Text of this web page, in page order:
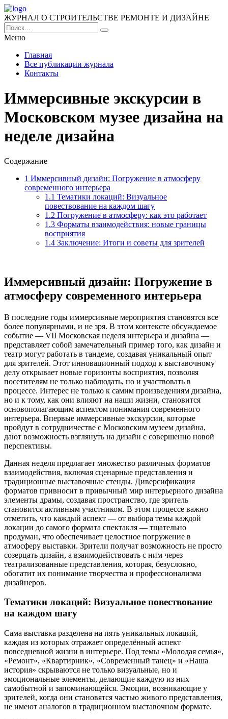
ЖУРНАЛ О СТРОИТЕЛЬСТВЕ РЕМОНТЕ И ДИЗАЙНЕ
Меню
Главная
Все публикации журнала
Контакты
Иммерсивные экскурсии в
Московском музее дизайна на
неделе дизайна
Содержание
1 Иммерсивный дизайн: Погружение в атмосферу
современного интерьера
1.1 Тематики локаций: Визуальное
повествование на каждом шагу
1.2 Погружение в атмосферу: как это работает
1.3 Форматы взаимодействия: новые границы
восприятия
1.4 Заключение: Итоги и советы для зрителей
Иммерсивный дизайн: Погружение в
атмосферу современного интерьера
В последние годы иммерсивные мероприятия становятся все
более популярными, и не зря. В этом контексте обсуждаемое
событие — VII Московская неделя интерьера и дизайна —
представляет собой замечательный пример того, как дизайн и
театр могут работать в тандеме, создавая уникальный опыт
для зрителей. Этот инновационный подход к выставочному
делу открывает новые горизонты восприятия, позволяя
посетителям не только наблюдать, но и участвовать в
процессе. Интерес не только к самим произведениям дизайна,
но и к тому, как они влияют на наши жизни, становится
основополагающим аспектом понимания современного
интерьера. Впервые иммерсивные экскурсии, которые
пройдут в сотрудничестве с Московским музеем дизайна,
дают возможность взглянуть на дизайн с совершенно новой
перспективы.
Данная неделя предлагает множество различных форматов
взаимодействия, включая сценарные представления и
традиционные выставочные стенды. Диверсификация
форматов привносит в привычный мир интерьерного дизайна
элементы драмы, создавая пространство, где зритель
становится активным участником. В этом процессе важно
отметить, что каждый аспект — от выбора темы каждой
локации до самого формата спектакля — тщательно
продуман, что обеспечивает целостное погружение в
атмосферу выставки. Зрители получат возможность не просто
созерцать дизайн, а взаимодействовать с ним через
театрализованные представления, которая, безусловно,
обогатит их понимание творчества и профессионализма
дизайнеров.
Тематики локаций: Визуальное повествование
на каждом шагу
Сама выставка разделена на пять уникальных локаций,
каждая из которых отражает определённый аспект
повседневной жизни в интерьере. Под темы «Молодая семья»,
«Ремонт», «Квартирник», «Современный танец» и «Наша
история» скрываются не только визуальные, но и
эмоциональные элементы, делающие каждую из них
самобытной и запоминающейся. Эмоции, возникающие у
зрителей, когда они становятся частью живого представления,
не имеют аналогов в традиционном выставочном формате.